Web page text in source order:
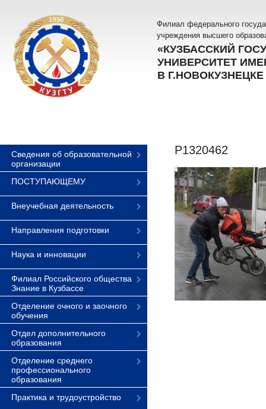
Филиал федерального
учреждения высшего
«КУЗБАССКИЙ
УНИВЕРСИТЕТ
В Г.НОВОКУЗНЕЦКЕ
Сведения об образовательной
организации
ПОСТУПАЮЩЕМУ
Внеучебная деятельность
Направления подготовки
Наука и инновации
Филиал Российского общества
Знание в Кузбассе
Отделение очного и заочного
обучения
Отдел дополнительного
образования
Отделение среднего
профессионального
образования
Практика и трудоустройство
P1320462